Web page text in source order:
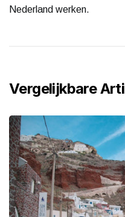
Nederland werken.
Vergelijkbare